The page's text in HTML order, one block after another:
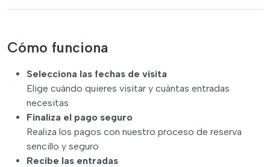
Cómo funciona
Selecciona las fechas de visita
Elige cuándo quieres visitar y cuántas entradas
necesitas
Finaliza el pago seguro
Realiza los pagos con nuestro proceso de reserva
sencillo y seguro
Recibe las entradas